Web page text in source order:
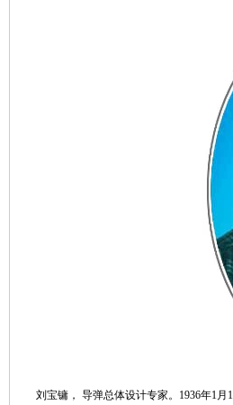
刘宝镛， 导弹总体设计专家。1936年1月